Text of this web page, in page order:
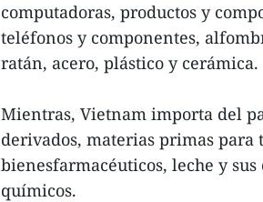
computadoras, productos y
teléfonos y componentes,
ratán, acero, plástico y cerámica.
Mientras, Vietnam importa del
derivados, materias primas para
bienesfarmacéuticos, leche y
químicos.